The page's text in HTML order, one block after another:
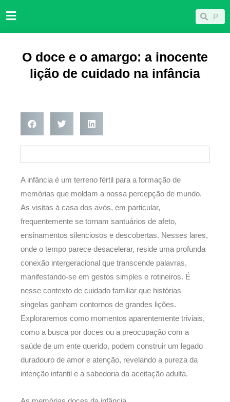
para
Pesquisar
O doce e o amargo: a inocente
lição de cuidado na infância
A infância é um terreno fértil para a formação de
memórias que moldam a nossa percepção de mundo.
As visitas à casa dos avós, em particular,
frequentemente se tornam santuários de afeto,
ensinamentos silenciosos e descobertas. Nesses lares,
onde o tempo parece desacelerar, reside uma profunda
conexão intergeracional que transcende palavras,
manifestando-se em gestos simples e rotineiros. É
nesse contexto de cuidado familiar que histórias
singelas ganham contornos de grandes lições.
Exploraremos como momentos aparentemente triviais,
como a busca por doces ou a preocupação com a
saúde de um ente querido, podem construir um legado
duradouro de amor e atenção, revelando a pureza da
intenção infantil e a sabedoria da aceitação adulta.